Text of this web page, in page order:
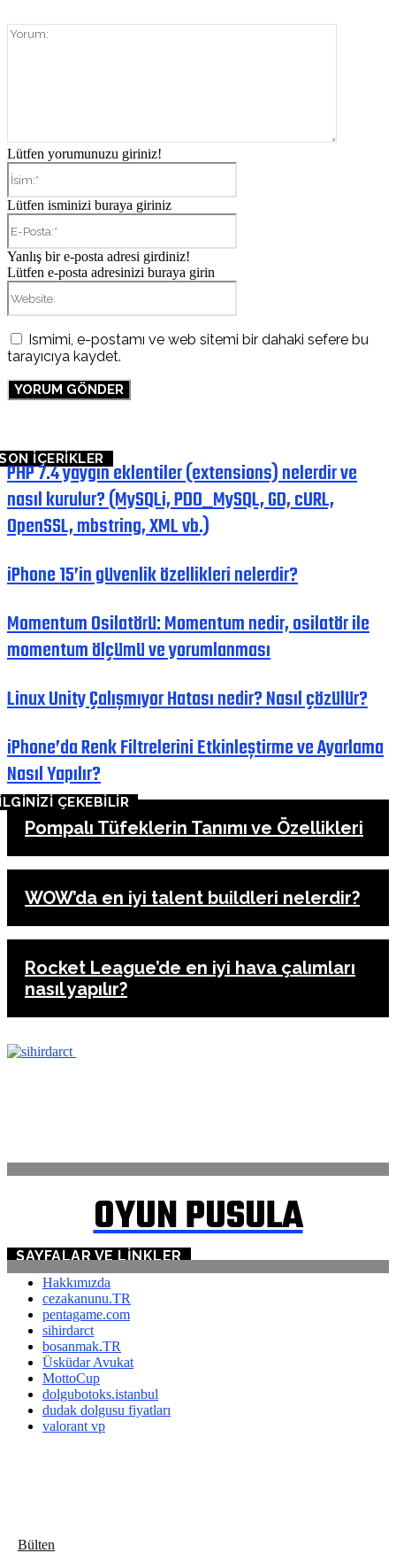
Lütfen yorumunuzu giriniz!
Lütfen isminizi buraya giriniz
Yanlış bir e-posta adresi girdiniz!
Lütfen e-posta adresinizi buraya girin
Ismimi, e-postamı ve web sitemi bir dahaki sefere bu
tarayıcıya kaydet.
İÇERİKLER
PHP 7.4 yaygın eklentiler (extensions) nelerdir ve
nasıl kurulur? (MySQLi, PDO_MySQL, GD, cURL,
OpenSSL, mbstring, XML vb.)
iPhone 15’in güvenlik özellikleri nelerdir?
Momentum Osilatörü: Momentum nedir, osilatör ile
momentum ölçümü ve yorumlanması
Linux Unity Çalışmıyor Hatası nedir? Nasıl çözülür?
iPhone’da Renk Filtrelerini Etkinleştirme ve Ayarlama
Nasıl Yapılır?
ÇEKEBİLİR
Pompalı Tüfeklerin Tanımı ve Özellikleri
WOW’da en iyi talent buildleri nelerdir?
Rocket League’de en iyi hava çalımları
nasıl yapılır?
OYUN PUSULA
SAYFALAR VE LINKLER
Hakkımızda
cezakanunu.TR
pentagame.com
sihirdarct
bosanmak.TR
Üsküdar Avukat
MottoCup
dolgubotoks.istanbul
dudak dolgusu fiyatları
valorant vp
Bülten